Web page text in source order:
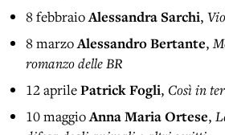
8 febbraioAlessandra Sarchi,
8 marzoAlessandro Bertante,
romanzo delle BR
12 aprilePatrick Fogli, Così in
10 maggioAnna Maria Ortese,